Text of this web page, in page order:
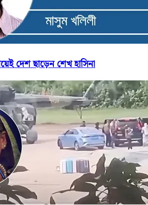
দেশ ছাড়েন শেখ হাসিনা